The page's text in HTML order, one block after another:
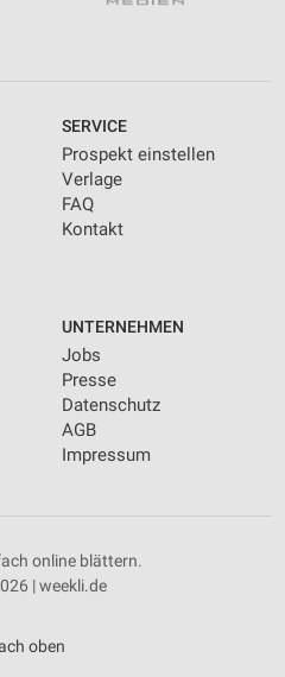
SERVICE
Prospekt einstellen
Verlage
FAQ
Kontakt
UNTERNEHMEN
Jobs
Presse
Datenschutz
AGB
Impressum
online blättern.
| weekli.de
oben